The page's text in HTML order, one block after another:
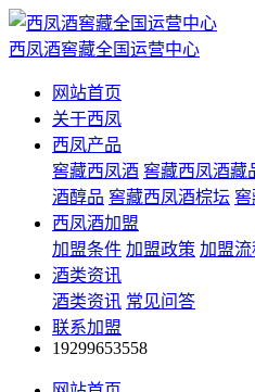
西凤酒窖藏全国运营中心
网站首页
关于西凤
西凤产品
窖藏西凤酒 窖藏西凤酒藏
酒醇品 窖藏西凤酒棕坛
西凤酒加盟
加盟条件 加盟政策 加盟流
酒类资讯
酒类资讯 常见问答
联系加盟
19299653558